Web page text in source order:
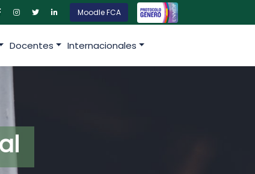
Moodle FCA
Docentes Internacionales